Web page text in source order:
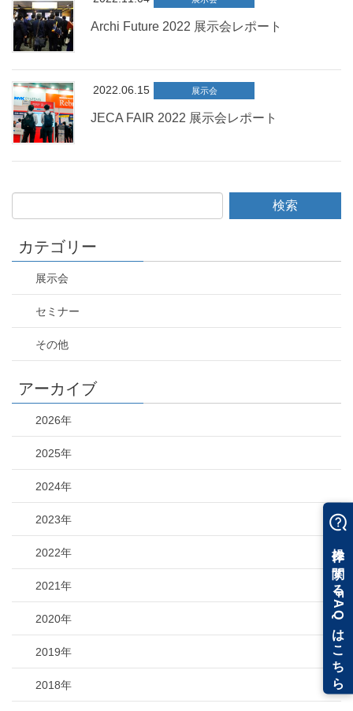
Archi Future 2022 展示会レポート
2022.06.15 展示会
JECA FAIR 2022 展示会レポート
カテゴリー
展示会
セミナー
その他
アーカイブ
2026年
2025年
2024年
2023年
2022年
2021年
2020年
2019年
2018年